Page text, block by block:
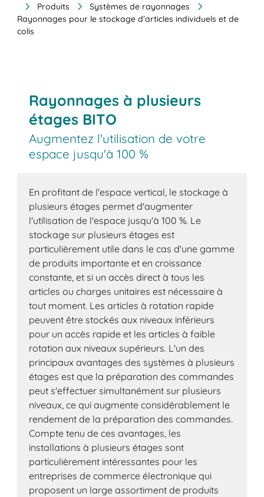
Produits
Systèmes de rayonnages
Rayonnages pour le stockage d’articles individuels et de
colis
Rayonnages à plusieurs
étages BITO
Augmentez l'utilisation de votre
espace jusqu'à 100 %
En profitant de l'espace vertical, le stockage à
plusieurs étages permet d'augmenter
l'utilisation de l'espace jusqu'à 100 %. Le
stockage sur plusieurs étages est
particulièrement utile dans le cas d'une gamme
de produits importante et en croissance
constante, et si un accès direct à tous les
articles ou charges unitaires est nécessaire à
tout moment. Les articles à rotation rapide
peuvent être stockés aux niveaux inférieurs
pour un accès rapide et les articles à faible
rotation aux niveaux supérieurs. L'un des
principaux avantages des systèmes à plusieurs
étages est que la préparation des commandes
peut s'effectuer simultanément sur plusieurs
niveaux, ce qui augmente considérablement le
rendement de la préparation des commandes.
Compte tenu de ces avantages, les
installations à plusieurs étages sont
particulièrement intéressantes pour les
entreprises de commerce électronique qui
proposent un large assortiment de produits